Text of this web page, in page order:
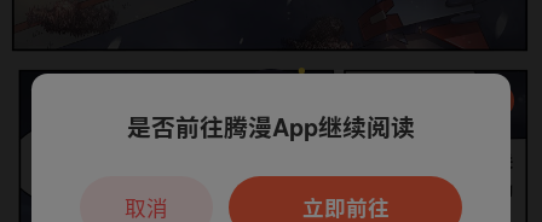
本章节仅支持App阅读，可打开App新用
户7天免费看
是否前往腾漫App继续阅读
立即前往
取消